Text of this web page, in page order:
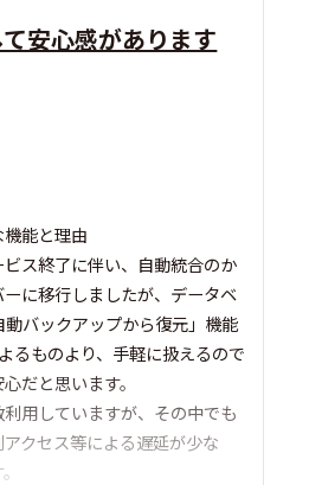
安心感があります
能と理由
ビス終了に伴い、自動統合のか
に移行しましたが、データベ
バックアップから復元」機能
ものより、手軽に扱えるので
だと思います。
用していますが、その中でも
クセス等による遅延が少な